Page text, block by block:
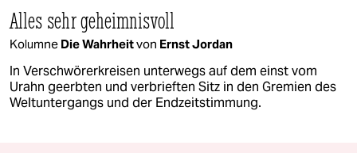
Alles sehr geheimnisvoll
Kolumne Die Wahrheitvon Ernst Jordan
In Verschwörerkreisen unterwegs auf dem einst vom
Urahn geerbten und verbrieften Sitz in den Gremien des
Weltuntergangs und der Endzeitstimmung.